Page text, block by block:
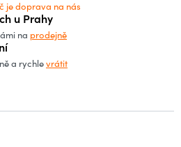
je doprava na nás
u Prahy
na prodejně
a rychlevrátit